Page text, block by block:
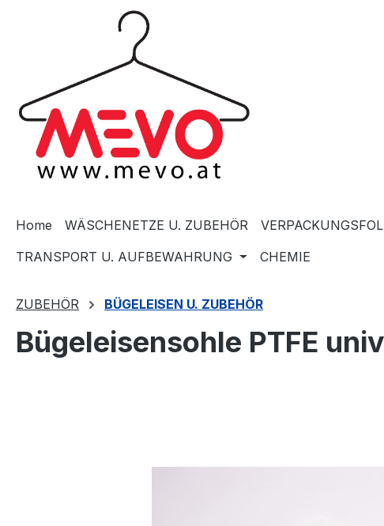
Zur Hauptnavigation springen
Home WÄSCHENETZE U. ZUBEHÖR
TRANSPORT U. AUFBEWAHRUNG
CHEMIE
ZUBEHÖR BÜGELEISEN U. ZUBEHÖR
Bügeleisensohle PTFE